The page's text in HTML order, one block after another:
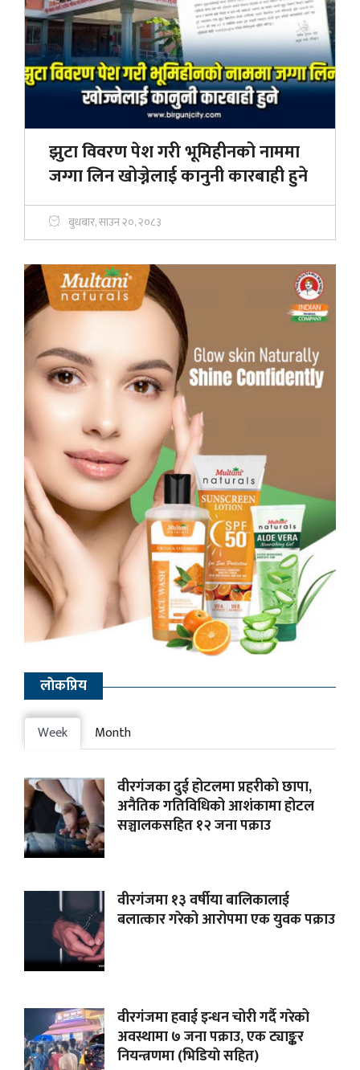
झुटा विवरण पेश गरी भूमिहीनको नाममा
जग्गा लिन खोज्नेलाई कानुनी कारबाही हुने
बुधबार, साउन २०, २०८३
लाेकप्रिय
Week Month
वीरगंजका दुई होटलमा प्रहरीको छापा,
अनैतिक गतिविधिको आशंकामा होटल
सञ्चालकसहित १२ जना पक्राउ
वीरगंजमा १३ वर्षीया बालिकालाई
बलात्कार गरेको आरोपमा एक युवक पक्राउ
वीरगंजमा हवाई इन्धन चोरी गर्दै गरेको
अवस्थामा ७ जना पक्राउ, एक ट्याङ्कर
नियन्त्रणमा (भिडियाे सहित)